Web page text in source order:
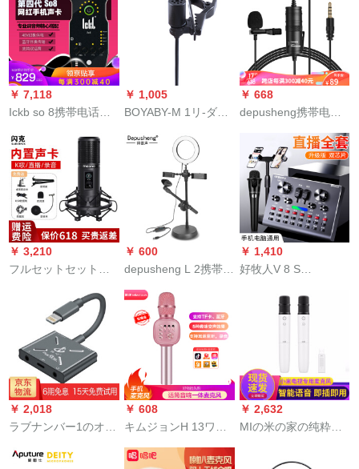
く生放送します。全
巻のカライクデバイ
スパソコンの外付け
サウドカードドドT
8-E 300で黒です。
します。
しましょう。全人民
神器マイクラF 007-
900サウドンカードデ
ット【容量麦网红ア
ネウサー専门版】
￥ 7,118
Ickb so 8携帯电话の
クの歌を歌うための
専门用のキャクター
カラオケカラオケカ
ラオケボックスの外
に出るトラック生放
送セクトの泛用录音
の専门オーストリア
デバイスの公式装备
￥ 1,005
BOYABY-M 1リ-ダの
デジタル一眼レフの
取材录音全向型マイ
クの生放送街で、小
蜂マイクBY-M 1を撮
影します。
￥ 668
depusheng携帯电话
の赤はラジオの音响
コントロの襟を放送
します。Mai ku授业
はVLOGが震动して音
を生放送します。ア
プロAndroidアネウサ
の快手DC 5携帯帯電
話/カメラの専門用3.5
メ-トルの糸の延長
￥ 3,210
フルセットセット
ュランサー·マイク·ス
ピンピム·タマクク·ベ
ースベースレコード
専门用のコーデック
です。
￥ 600
depusheng L 2携帯电
话生放送スティンス
ポーツスポーツビデ
オビデオビデオビデ
オビデオビデオビデ
オビデオビデオビデ
オビデオビデオビデ
オビデオビデオビデ
オL 2ペア携帯型补光
生放送ステーション
￥ 1,410
好牧人V 8 S
ストリアサウンドト
ラックの外に置いた
サウンドトラックの
【uetooth版】V.8の
携帯音楽録音設備パ
ソコンの外に置く音
カドの早手震音で
￥ 2,018
ラブナンバー1のオー
送します。
￥ 608
キムジョンH 13ワイ
一体家庭用歌カラオ
￥ 2,632
MIの米の家の纯粋な
クテレビの无线の